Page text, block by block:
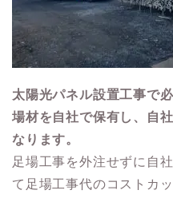
太陽光パネル設置工事で
場材を自社で保有し、自
なります。
足場工事を外注せずに自
て足場工事代のコストカ